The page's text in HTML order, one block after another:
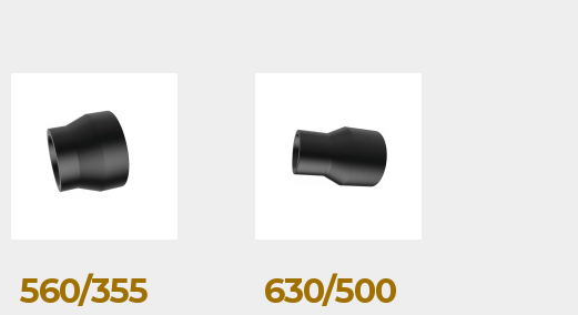
560/355
630/500